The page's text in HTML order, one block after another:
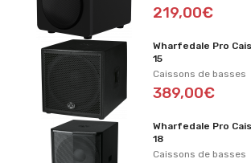
219,00€
Wharfedale Pro
15
Caissons de basses
389,00€
Wharfedale Pro
18
Caissons de basses